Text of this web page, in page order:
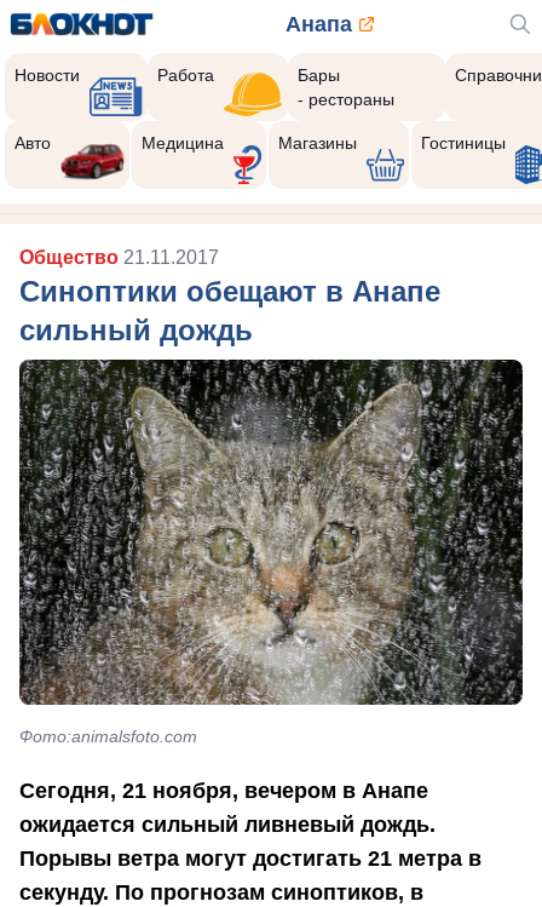
Анапа
Новости Работа
Бары
- рестораны
Авто Медицина Магазины Гостиницы
Общество 21.11.2017
Синоптики обещают в Анапе
сильный дождь
Фото:animalsfoto.com
Сегодня, 21 ноября, вечером в Анапе
ожидается сильный ливневый дождь.
Порывы ветра могут достигать 21 метра в
секунду. По прогнозам синоптиков, в